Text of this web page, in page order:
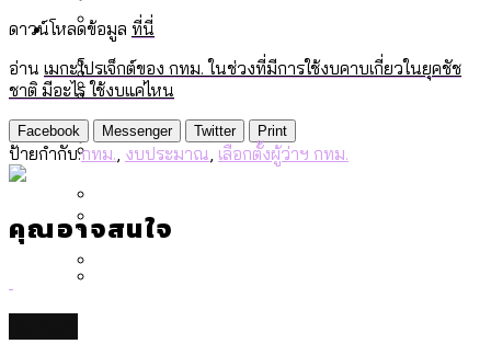
เมื่อแยกท่องเที่ยวออกจากกีฬา กระทรวง
ใหม่จะมีงบฯ ประมาณเท่าไร
ปัญหาอะไรที่ ส.ก. ต้องทำการบ้าน
ขยะของคน กทม. ที่ยังถูกนำไปทิ้งที่
ฉะเชิงเทรา นครปฐม และล่าสุดที่กาญจนบุรี
2569) ของ กทม. ในยุคชัชชาติ ลงเขตไหน
ความเกลียดชังที่ขายได้ : สำรวจ Hate
Speech ที่ถูกผลิตซ้ำผ่านวิดีโอ AI ในช่วง
ความขัดแย้งไทย-กัมพูชา
กรุงเทพฯ เมืองคอนเสิร์ต : สำรวจ
ควันบุหรี่ที่เข้าปอด [ข้อมูลดิบ]
สำรวจเศรษฐกิจในกรุงเทพฯ ผ่าน
Bangkok Index 2025
สำรวจสังคมผู้สูงอายุไทย : 6 จังหวัดเป็น
สังคมสูงวัยระดับสุดยอด และ 64 จังหวัดที่
ตายมากกว่าเกิด
สังคมผู้สูงอายุไทย [ข้อมูลดิบ]
สำรวจเหตุไฟไหม้ในกรุงเทพฯ 2568
[ข้อมูลดิบ]
Project
Bangkok Index
Bangkok Index 2022
DEMO Thailand
About Us
ดาวน์โหลดข้อมูล ที่นี่
อ่าน เมกะโปรเจ็กต์ของ กทม. ในช่วงที่มีการใช้งบคาบเกี่ยวในยุคชัช
ชาติ มีอะไร ใช้งบแค่ไหน
Facebook Messenger Twitter Print
ป้ายกำกับ:กทม. งบประมาณ เลือกตั้งผู้ว่าฯ กทม.
คุณอาจสนใจ